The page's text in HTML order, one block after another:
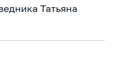
Татьяна